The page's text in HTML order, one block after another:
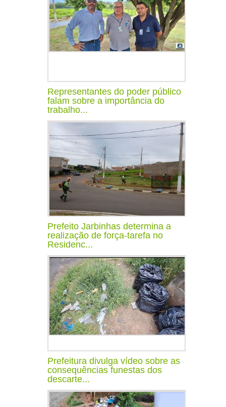
Representantes do poder público
falam sobre a importância do
trabalho...
Prefeito Jarbinhas determina a
realização de força-tarefa no
Residenc...
Prefeitura divulga vídeo sobre as
consequências funestas dos
descarte...